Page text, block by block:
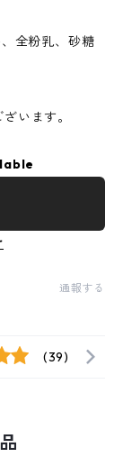
全粉乳、砂糖
います。
通報する
(39)